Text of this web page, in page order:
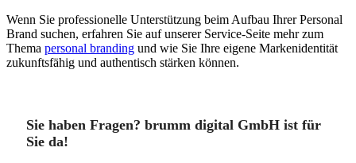
Wenn Sie professionelle Unterstützung beim Aufbau Ihrer Personal
Brand suchen, erfahren Sie auf unserer Service-Seite mehr zum
Thema personal branding und wie Sie Ihre eigene Markenidentität
zukunftsfähig und authentisch stärken können.
Sie haben Fragen? brumm digital GmbH ist für
Sie da!